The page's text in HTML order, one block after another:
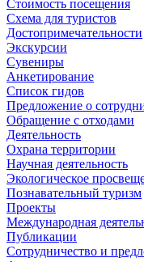
Стоимость посещения
Схема для туристов
Достопримечательности
Экскурсии
Сувениры
Анкетирование
Список гидов
Предложение о
Обращение с отходами
Деятельность
Охрана территории
Научная деятельность
Экологическое
Познавательный туризм
Проекты
Международная
Публикации
Сотрудничество и